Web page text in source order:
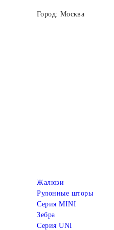
Город: Москва
Жалюзи
Рулонные шторы
Серия MINI
Зебра
Серия UNI